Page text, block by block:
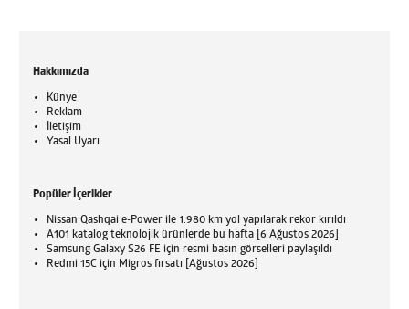
Hakkımızda
Künye
Reklam
İletişim
Yasal Uyarı
Popüler İçerikler
Nissan Qashqai e-Power ile 1.980 km yol yapılarak rekor kırıldı
A101 katalog teknolojik ürünlerde bu hafta [6 Ağustos 2026]
Samsung Galaxy S26 FE için resmi basın görselleri paylaşıldı
Redmi 15C için Migros fırsatı [Ağustos 2026]